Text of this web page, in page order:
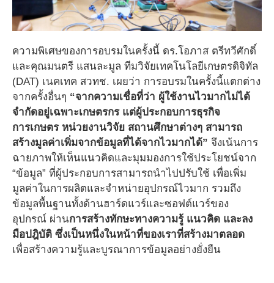
ความพิเศษของการอบรมในครั้งนี้ ดร.โอภาส ตรีทวีศักดิ์
และคุณมนตรี แสนละมูล ทีมวิจัยเทคโนโลยีเกษตรดิจิทัล
(DAT) เนคเทค สวทช. เผยว่า การอบรมในครั้งนี้แตกต่าง
จากครั้งอื่นๆ “จากความเชื่อที่ว่า ผู้ใช้งานไวมากไม่ได้
จำกัดอยู่เฉพาะเกษตรกร แต่ผู้ประกอบการธุรกิจ
การเกษตร หน่วยงานวิจัย สถานศึกษาต่างๆ สามารถ
สร้างมูลค่าเพิ่มจากข้อมูลที่ได้จากไวมากได้” จึงเน้นการ
ฉายภาพให้เห็นแนวคิดและมุมมองการใช้ประโยชน์จาก
“ข้อมูล” ที่ผู้ประกอบการสามารถนำไปปรับใช้ เพื่อเพิ่ม
มูลค่าในการผลิตและจำหน่ายอุปกรณ์ไวมาก รวมถึง
ข้อมูลพื้นฐานทั้งด้านฮาร์ดแวร์และซอฟต์แวร์ของ
อุปกรณ์ ผ่านการสร้างทักษะทางความรู้ แนวคิด และลง
มือปฎิบัติ ซึ่งเป็นหนึ่งในหน้าที่ของเราที่สร้างมาตลอด
เพื่อสร้างความรู้และบูรณาการข้อมูลอย่างยั่งยืน